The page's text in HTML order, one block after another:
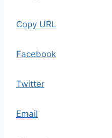
Copy URL
Facebook
Twitter
Email